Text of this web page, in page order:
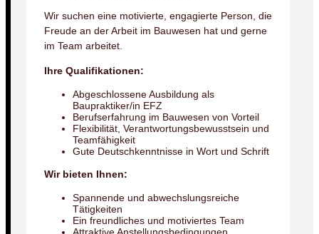
Wir suchen eine motivierte, engagierte Person, die
Freude an der Arbeit im Bauwesen hat und gerne
im Team arbeitet.
Ihre Qualifikationen:
Abgeschlossene Ausbildung als
Baupraktiker/in EFZ
Berufserfahrung im Bauwesen von Vorteil
Flexibilität, Verantwortungsbewusstsein und
Teamfähigkeit
Gute Deutschkenntnisse in Wort und Schrift
Wir bieten Ihnen:
Spannende und abwechslungsreiche
Tätigkeiten
Ein freundliches und motiviertes Team